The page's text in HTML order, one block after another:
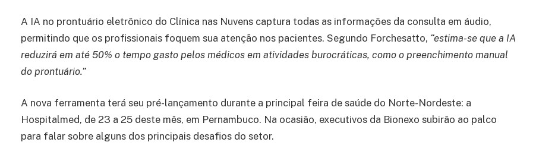
A IA no prontuário eletrônico do Clínica nas Nuvens captura todas as informações da consulta em áudio,
permitindo que os profissionais foquem sua atenção nos pacientes. Segundo Forchesatto, “estima-se que a IA
reduzirá em até 50% o tempo gasto pelos médicos em atividades burocráticas, como o preenchimento manual
do prontuário.”
A nova ferramenta terá seu pré-lançamento durante a principal feira de saúde do Norte-Nordeste: a
Hospitalmed, de 23 a 25 deste mês, em Pernambuco. Na ocasião, executivos da Bionexo subirão ao palco
para falar sobre alguns dos principais desafios do setor.